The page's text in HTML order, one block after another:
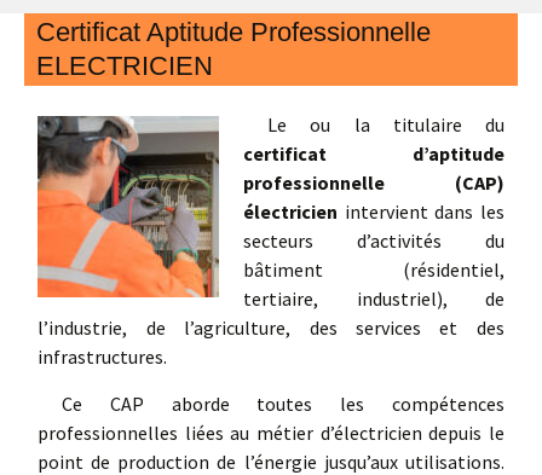
Certificat Aptitude Professionnelle
ELECTRICIEN
Le ou la titulaire du
certificat d’aptitude
professionnelle (CAP)
électricien intervient dans les
secteurs d’activités du
bâtiment (résidentiel,
tertiaire, industriel), de
l’industrie, de l’agriculture, des services et des
infrastructures.
Ce CAP aborde toutes les compétences
professionnelles liées au métier d’électricien depuis le
point de production de l’énergie jusqu’aux utilisations.